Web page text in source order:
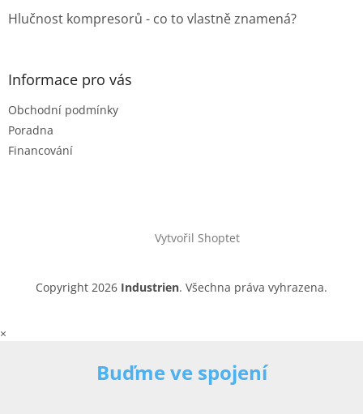
Hlučnost kompresorů - co to vlastně znamená?
Informace pro vás
Obchodní podmínky
Poradna
Financování
Vytvořil Shoptet
Copyright 2026 Industrien. Všechna práva vyhrazena.
×
Buďme ve spojení